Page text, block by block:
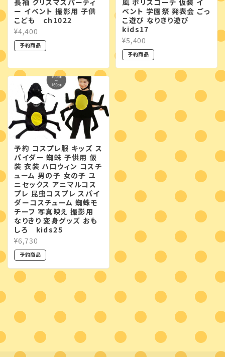
ー イベント 撮影用 子供
こども ch1022
¥4,400
予約商品
ベント 学園祭 発表会 ごっ
こ遊び なりきり遊び
kids17
¥5,400
予約商品
予約 コスプレ服 キッズ ス
パイダー 蜘蛛 子供用 仮
装 衣装 ハロウィン コスチ
ューム 男の子 女の子 ユ
ニセックス アニマルコス
プレ 昆虫コスプレ スパイ
ダーコスチューム 蜘蛛モ
チーフ 写真映え 撮影用
なりきり 変身グッズ おも
しろ kids25
¥6,730
予約商品